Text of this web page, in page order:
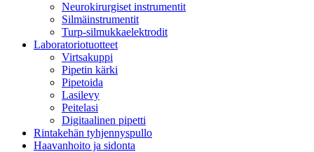
Neurokirurgiset instrumentit
Silmäinstrumentit
Turp-silmukkaelektrodit
Laboratoriotuotteet
Virtsakuppi
Pipetin kärki
Pipetoida
Lasilevy
Peitelasi
Digitaalinen pipetti
Rintakehän tyhjennyspullo
Haavanhoito ja sidonta